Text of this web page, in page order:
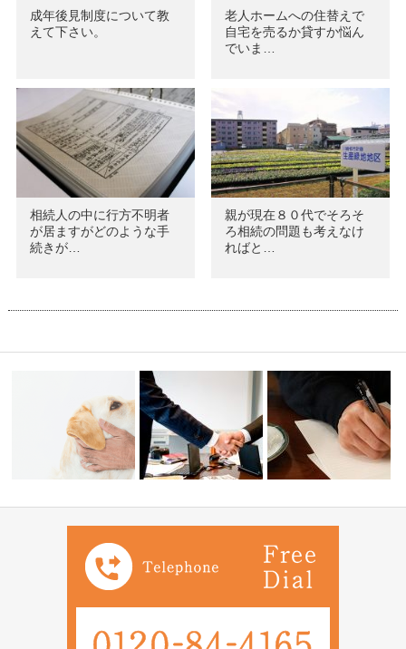
成年後見制度について教
えて下さい。
老人ホームへの住替えで
自宅を売るか貸すか悩ん
でいま…
相続人の中に行方不明者
が居ますがどのような手
続きが…
親が現在８０代でそろそ
ろ相続の問題も考えなけ
ればと…
家族信託勉強会でのご相談・ペ
ットに遺産を…
会社を経営しています長男に会
社を継がせた…
最近終活ブームでTVや雑
どで遺言書の…